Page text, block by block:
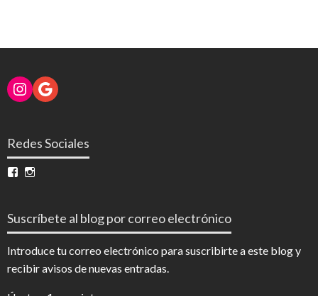
Instagram
Google
Redes Sociales
Ver
en en
Suscríbete al blog por correo electrónico
Introduce tu correo electrónico para suscribirte a este blog y
recibir avisos de nuevas entradas.